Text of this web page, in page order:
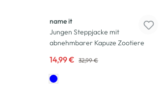
name it
Jungen Steppjacke mit
abnehmbarer Kapuze Zootiere
14,99 € 32,99 €